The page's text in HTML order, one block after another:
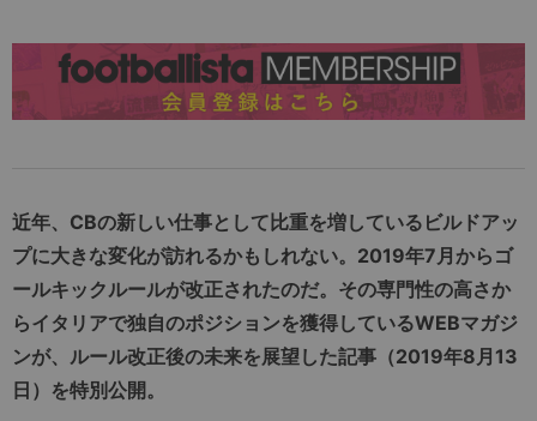
近年、CBの新しい仕事として比重を増しているビルドアッ
プに大きな変化が訪れるかもしれない。2019年7月からゴ
ールキックルールが改正されたのだ。その専門性の高さか
らイタリアで独自のポジションを獲得しているWEBマガジ
ンが、ルール改正後の未来を展望した記事（2019年8月13
日）を特別公開。